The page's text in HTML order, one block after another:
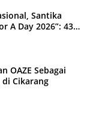
Santika
A Day 2026”: 43
OAZE Sebagai
Cikarang